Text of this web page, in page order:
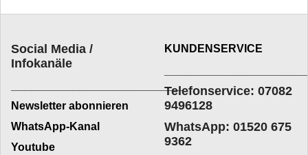
Social Media /
Infokanäle
_________________________
Newsletter abonnieren
WhatsApp-Kanal
Youtube
KUNDENSERVICE
Telefonservice: 07082
9496128
WhatsApp: 01520 675
9362